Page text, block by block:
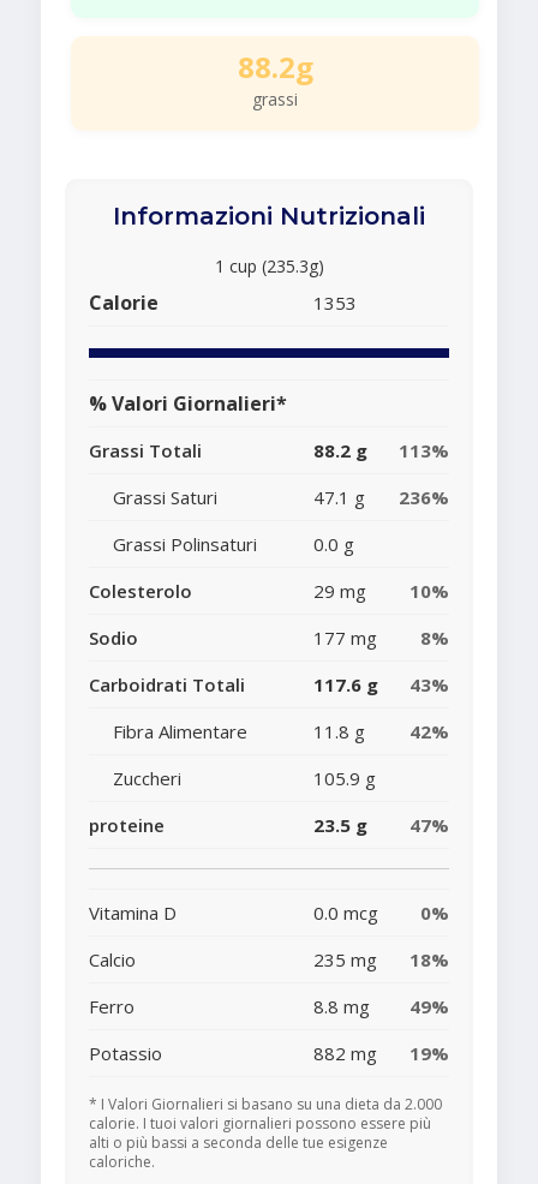
88.2g
grassi
Informazioni Nutrizionali
1 cup (235.3g)
Calorie 1353
% Valori Giornalieri*
Grassi Totali 88.2 g
113%
Grassi Saturi
47.1 g
236%
Grassi Polinsaturi
0.0 g
Colesterolo
29 mg
10%
Sodio
177 mg
8%
Carboidrati Totali
117.6 g
43%
Fibra Alimentare
11.8 g
42%
Zuccheri
105.9 g
proteine
23.5 g 47%
Vitamina D 0.0 mcg
0%
Calcio
235 mg
18%
Ferro
8.8 mg
49%
Potassio
882 mg 19%
* I Valori Giornalieri si basano su una dieta da 2.000
calorie. I tuoi valori giornalieri possono essere più
alti o più bassi a seconda delle tue esigenze
caloriche.